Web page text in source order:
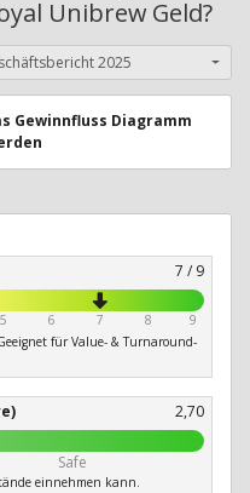
Unibrew Geld?
2025
Gewinnfluss Diagramm
7 / 9
5 6 7 8
9
für Value- & Turnaround-
2,70
Safe
einnehmen kann.